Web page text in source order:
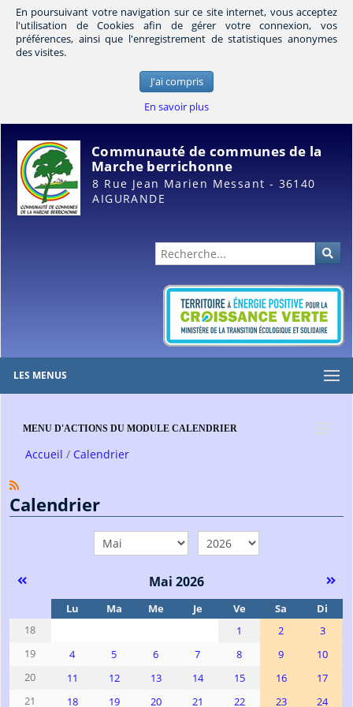
En poursuivant votre navigation sur ce site internet, vous acceptez
l'utilisation de Cookies afin de gérer votre connexion, vos
préférences, ainsi que l'enregistrement de statistiques anonymes
des visites.
J'ai compris
En savoir plus
Communauté de communes de la
Marche berrichonne
8 Rue Jean Marien Messant - 36140
AIGURANDE
LES MENUS
MENU D'ACTIONS DU MODULE CALENDRIER
Accueil Calendrier
Calendrier
mois année
Mai 2026
Lu Ma Me Je Ve Sa
Di
18
1 2
3
19
4 5 6 7 8 9
10
20
11 12 13 14 15 16
17
21
18 19 20 21 22 23 24